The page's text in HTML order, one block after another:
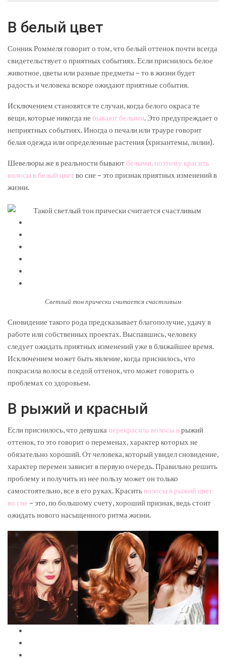
В белый цвет
Сонник Роммеля говорит о том, что белый оттенок почти всегда
свидетельствует о приятных событиях. Если приснилось белое
животное, цветы или разные предметы – то в жизни будет
радость и человека вскоре ожидают приятные события.
Исключением становятся те случаи, когда белого окраса те
вещи, которые никогда не бывают белыми. Это предупреждает о
неприятных событиях. Иногда о печали или трауре говорит
белая одежда или определенные растения (хризантемы, лилии).
Шевелюры же в реальности бывают белыми, поэтому красить
волосы в белый цветво сне – это признак приятных изменений в
жизни.
Светлый тон прически считается счастливым
Сновидение такого рода предсказывает благополучие, удачу в
работе или собственных проектах. Выспавшись, человеку
следует ожидать приятных изменений уже в ближайшее время.
Исключением может быть явление, когда приснилось, что
покрасила волосы в седой оттенок, что может говорить о
проблемах со здоровьем.
В рыжий и красный
Если приснилось, что девушка перекрасила волосы врыжий
оттенок, то это говорит о переменах, характер которых не
обязательно хороший. От человека, который увидел сновидение,
характер перемен зависит в первую очередь. Правильно решить
проблему и получить из нее пользу может он только
самостоятельно, все в его руках. Краситьволосы в рыжий цвет
во сне – это, по большому счету, хороший признак, ведь стоит
ожидать нового насыщенного ритма жизни.